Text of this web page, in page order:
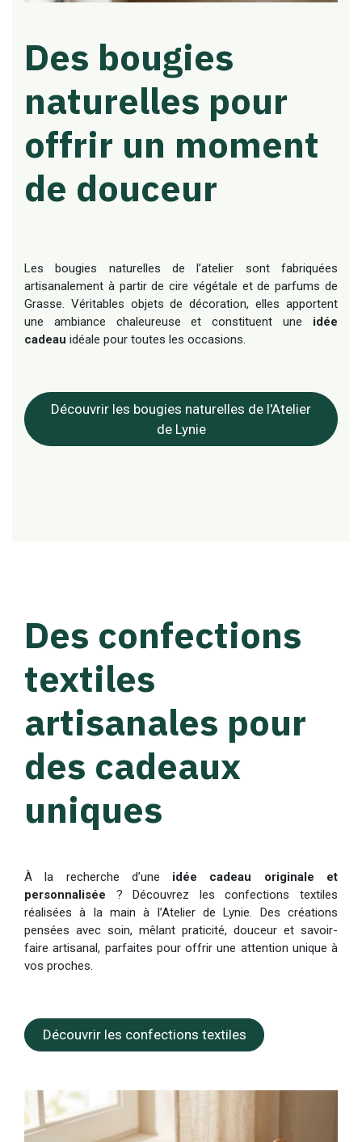
Des bougies
naturelles pour
offrir un moment
de douceur
Les bougies naturelles de l’atelier sont fabriquées
artisanalement à partir de cire végétale et de parfums de
Grasse. Véritables objets de décoration, elles apportent
une ambiance chaleureuse et constituent une idée
cadeau idéale pour toutes les occasions.
Découvrir les bougies naturelles de l'Atelier
de Lynie
Des confections
textiles
artisanales pour
des cadeaux
uniques
À la recherche d’une idée cadeau originale et
personnalisée ? Découvrez les confections textiles
réalisées à la main à l’Atelier de Lynie. Des créations
pensées avec soin, mêlant praticité, douceur et savoir-
faire artisanal, parfaites pour offrir une attention unique à
vos proches.
Découvrir les confections textiles